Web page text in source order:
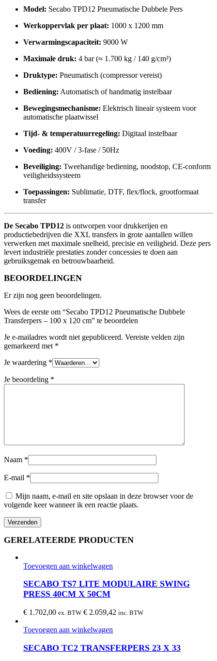
Model: Secabo TPD12 Pneumatische Dubbele Pers
Werkoppervlak per plaat: 1000 x 1200 mm
Verwarmingscapaciteit: 9000 W
Maximale druk: 4 bar (≈ 1.700 kg / 140 g/cm²)
Druktype: Pneumatisch (compressor vereist)
Bediening: Automatisch of handmatig instelbaar
Bewegingsmechanisme: Elektrisch lineair systeem voor
automatische plaatwissel
Tijd- & temperatuurregeling: Digitaal instelbaar
Voeding: 400V / 3-fase / 50Hz
Beveiliging: Tweehandige bediening, noodstop, CE-conform
veiligheidssysteem
Toepassingen: Sublimatie, DTF, flex/flock, grootformaat
transfer
De Secabo TPD12 is ontworpen voor drukkerijen en
productiebedrijven die XXL transfers in grote aantallen willen
verwerken met maximale snelheid, precisie en veiligheid. Deze pers
levert industriële prestaties zonder concessies te doen aan
gebruiksgemak en betrouwbaarheid.
BEOORDELINGEN
Er zijn nog geen beoordelingen.
Wees de eerste om “Secabo TPD12 Pneumatische Dubbele
Transferpers – 100 x 120 cm” te beoordelen
Je e-mailadres wordt niet gepubliceerd. Vereiste velden zijn
gemarkeerd met *
Je waardering *
Je beoordeling *
Naam *
E-mail *
Mijn naam, e-mail en site opslaan in deze browser voor de
volgende keer wanneer ik een reactie plaats.
GERELATEERDE PRODUCTEN
Toevoegen aan winkelwagen
SECABO TS7 LITE MODULAIRE SWING
PRESS 40CM X 50CM
€ 1.702,00 ex. BTW € 2.059,42 inc. BTW
Toevoegen aan winkelwagen
SECABO TC2 TRANSFERPERS 23 X 33